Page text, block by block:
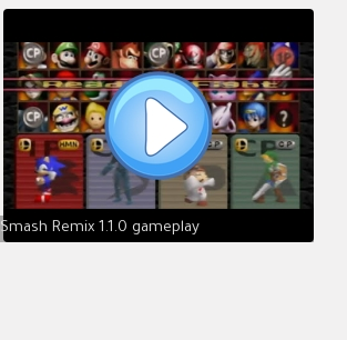
Smash Remix 1.1.0 gameplay